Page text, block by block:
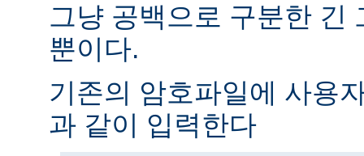
그냥 공백으로 구분한 긴
뿐이다.
기존의 암호파일에 사용
과 같이 입력한다